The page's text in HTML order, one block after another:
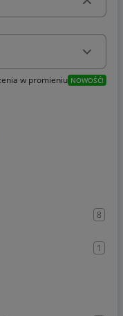
w promieniu NOWOŚĆ!
8
1